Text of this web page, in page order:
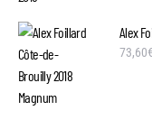
Alex
73,60€